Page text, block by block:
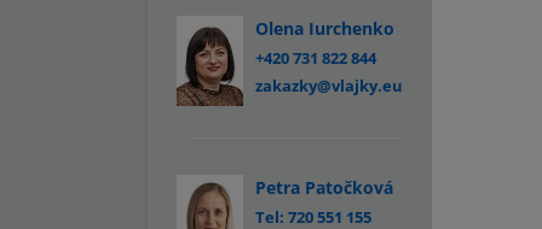
Olena Iurchenko
+420 731 822 844
zakazky@vlajky.eu
Petra Patočková
Tel: 720 551 155